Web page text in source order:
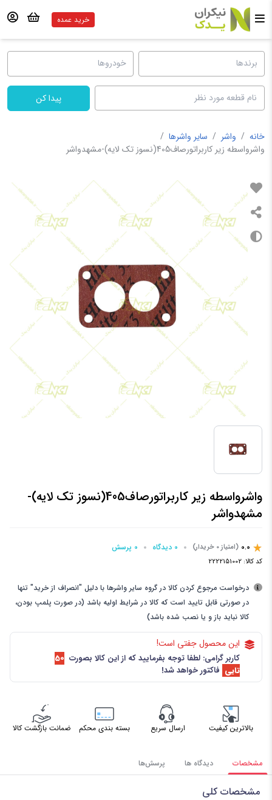
خرید عمده
پیدا کن
خانه / واشر / سایر واشرها /
واشرواسطه زیر کاربراتورصاف405(نسوز تک لایه)-مشهدواشر
واشرواسطه زیر کاربراتورصاف405(نسوز تک لایه)-
مشهدواشر
0.0 (امتیاز 0 خریدار) 0 دیدگاه 0 پرسش‌
کد کالا: 2222151002
درخواست مرجوع کردن کالا در گروه سایر واشرها با دلیل "انصراف از خرید" تنها
در صورتی قابل تایید است که کالا در شرایط اولیه باشد (در صورت پلمپ بودن،
کالا نباید باز و یا نصب شده باشد)
این محصول جفتی است!
کاربر گرامی: لطفا توجه بفرمایید که از این کالا بصورت 50
تایی فاکتور خواهد شد!
بالاترین کیفیت ارسال سریع بسته بندی محکم ضمانت بازگشت کالا
مشخصات دیدگاه ها پرسش‌ها
مشخصات کلی